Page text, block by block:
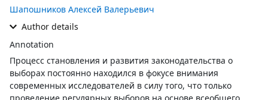
Шапошников Алексей Валерьевич
Author details
Annotation
Процесс становления и развития законодательства о
выборах постоянно находился в фокусе внимания
современных исследователей в силу того, что только